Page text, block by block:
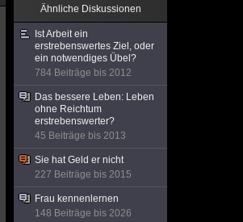
Ähnliche Diskussionen
Ist Arbeit ein
erstrebenswertes Ziel, oder
ein notwendiges Übel?
784 Beiträge bis 2012
Das bessere Leben: Leben
ohne Reichtum
erstrebenswerter?
45 Beiträge bis 2013
Sie hat Geld er nicht
227 Beiträge bis 2015
Frau kennenlernen
148 Beiträge bis 2026